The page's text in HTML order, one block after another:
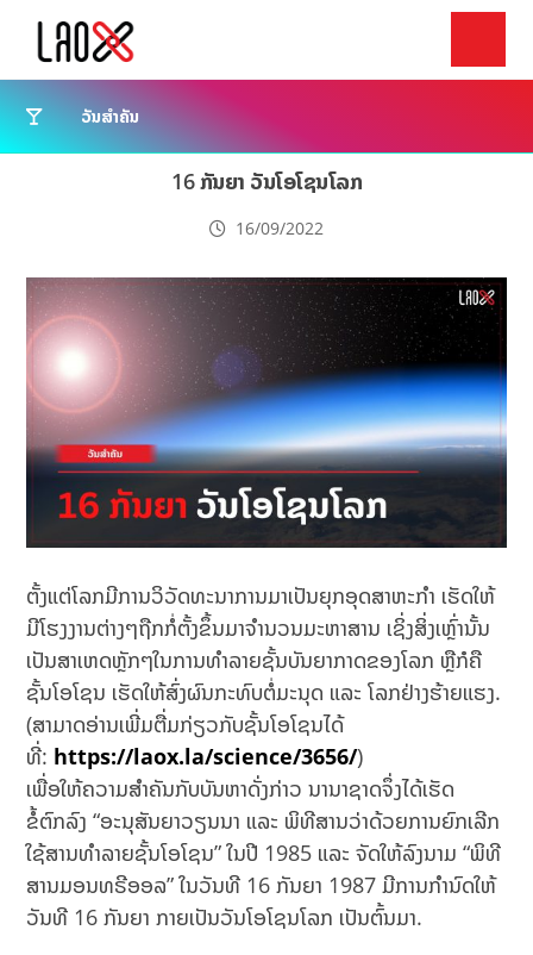
ວັນສຳຄັນ
16 ກັນຍາ ວັນໂອໂຊນໂລກ
16/09/2022
ຕັ້ງແຕ່ໂລກມີການວິວັດທະນາການມາເປັນຍຸກອຸດສາຫະກຳ ເຮັດໃຫ້
ມີໂຮງງານຕ່າງໆຖືກກໍ່ຕັ້ງຂຶ້ນມາຈຳນວນມະຫາສານ ເຊິ່ງສິ່ງເຫຼົ່ານັ້ນ
ເປັນສາເຫດຫຼັກໆໃນການທຳລາຍຊັ້ນບັນຍາກາດຂອງໂລກ ຫຼືກໍຄື
ຊັ້ນໂອໂຊນ ເຮັດໃຫ້ສົ່ງຜົນກະທົບຕໍ່ມະນຸດ ແລະ ໂລກຢ່າງຮ້າຍແຮງ.
(ສາມາດອ່ານເພີ່ມຕື່ມກ່ຽວກັບຊັ້ນໂອໂຊນໄດ້
ທີ່: https://laox.la/science/3656/)
ເພື່ອໃຫ້ຄວາມສຳຄັນກັບບັນຫາດັ່ງກ່າວ ນານາຊາດຈຶ່ງໄດ້ເຮັດ
ຂໍ້ຕົກລົງ “ອະນຸສັນຍາວຽນນາ ແລະ ພິທີສານວ່າດ້ວຍການຍົກເລີກ
ໃຊ້ສານທຳລາຍຊັ້ນໂອໂຊນ” ໃນປີ 1985 ແລະ ຈັດໃຫ້ລົງນາມ “ພິທີ
ສານມອນທຣີອອລ” ໃນວັນທີ 16 ກັນຍາ 1987 ມີການກຳນົດໃຫ້
ວັນທີ 16 ກັນຍາ ກາຍເປັນວັນໂອໂຊນໂລກ ເປັນຕົ້ນມາ.